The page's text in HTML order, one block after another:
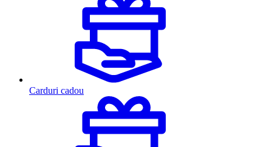
Carduri cadou